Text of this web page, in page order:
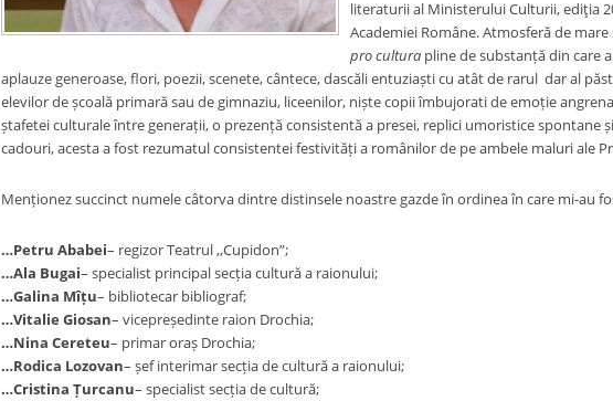
literaturii al Ministerului Culturii, ediţia
Academiei Române.Atmosferă de
pro cultura pline de substanță din care
aplauze generoase, flori, poezii, scenete, cântece, dascăli entuziaști cu atât de rarul dar al
elevilor de școală primară sau de gimnaziu, liceenilor, niște copii îmbujorati de emoție
ștafetei culturale între generații, o prezență consistentă a presei, replici umoristice spontane
cadouri, acesta a fost rezumatul consistentei festivități a românilor de pe ambele maluri ale
Menționez succinct numele câtorva dintre distinsele noastre gazde în ordinea în care mi-au
…Petru Ababei– regizor Teatrul ,,Cupidon”;
…Ala Bugai– specialist principal secția cultură a raionului;
…Galina Mîțu– bibliotecar bibliograf;
…Vitalie Giosan– vicepreședinte raion Drochia;
…Nina Cereteu– primar oraș Drochia;
…Rodica Lozovan– șef interimar secția de cultură a raionului;
…Cristina Țurcanu– specialist secția de cultură;